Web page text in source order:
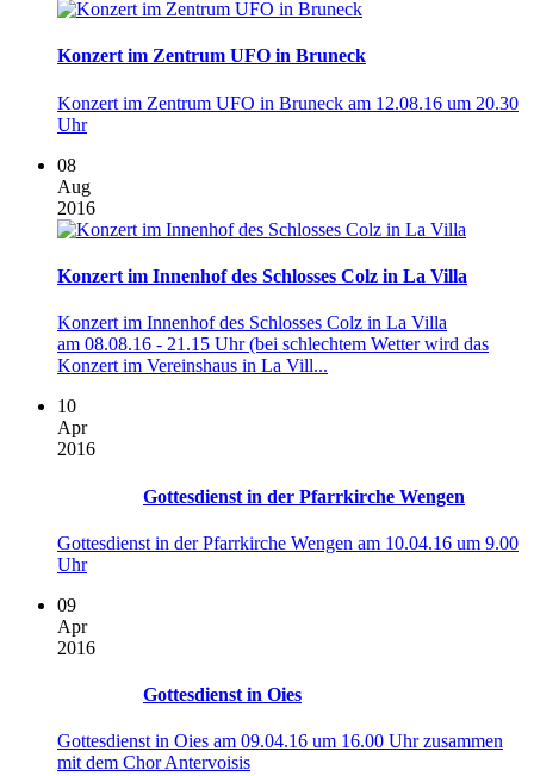
Konzert im Zentrum UFO in Bruneck
Konzert im Zentrum UFO in Bruneck am 12.08.16 um 20.30
Uhr
08
Aug
2016
Konzert im Innenhof des Schlosses Colz in La Villa
Konzert im Innenhof des Schlosses Colz in La Villa
am 08.08.16 - 21.15 Uhr (bei schlechtem Wetter wird das
Konzert im Vereinshaus in La Vill...
10
Apr
2016
Gottesdienst in der Pfarrkirche Wengen
Gottesdienst in der Pfarrkirche Wengen am 10.04.16 um 9.00
Uhr
09
Apr
2016
Gottesdienst in Oies
Gottesdienst in Oies am 09.04.16 um 16.00 Uhr zusammen
mit dem Chor Antervoisis